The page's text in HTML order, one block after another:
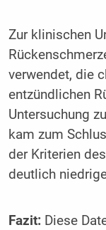
Zur klinischen
verwendet, die
entzündlichen
Untersuchung
kam zum
der Kriterien
deutlich
Fazit:Diese